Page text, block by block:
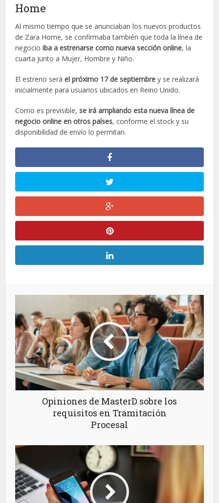
Home
Al mismo tiempo que se anunciaban los nuevos productos
de Zara Home, se confirmaba también que toda la línea de
negocioiba a estrenarse como nueva sección online, la
cuarta junto a Mujer, Hombre y Niño.
El estreno seráel próximo 17 de septiembre y se realizará
inicialmente para usuarios ubicados en Reino Unido.
Como es previsible,se irá ampliando esta nueva línea de
negocio online en otros países, conforme el stock y su
disponibilidad de envío lo permitan.
Opiniones de MasterD sobre los
requisitos en Tramitación
Procesal